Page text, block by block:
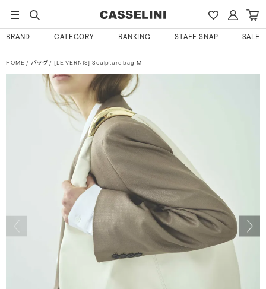
BRAND CATEGORY RANKING STAFF SNAP SALE
HOME バッグ [LE VERNIS] Sculpture bag M